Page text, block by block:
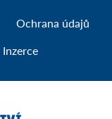
Ochrana údajů
Inzerce